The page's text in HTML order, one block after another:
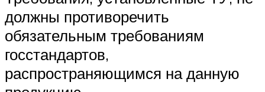
должны противоречить
обязательным требованиям
госстандартов,
распространяющимся на данную